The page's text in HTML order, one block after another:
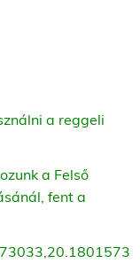
a reggeli
a Felső
fent a